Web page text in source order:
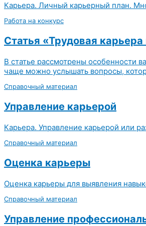
Карьера. Личный карьерный план.
Работа на конкурс
Статья «Трудовая
В статье рассмотрены особенности
чаще можно услышать вопросы,
Справочный материал
Управление карьерой
Карьера. Управление карьерой или
Справочный материал
Оценка карьеры
Оценка карьеры для выявления
Справочный материал
Управление